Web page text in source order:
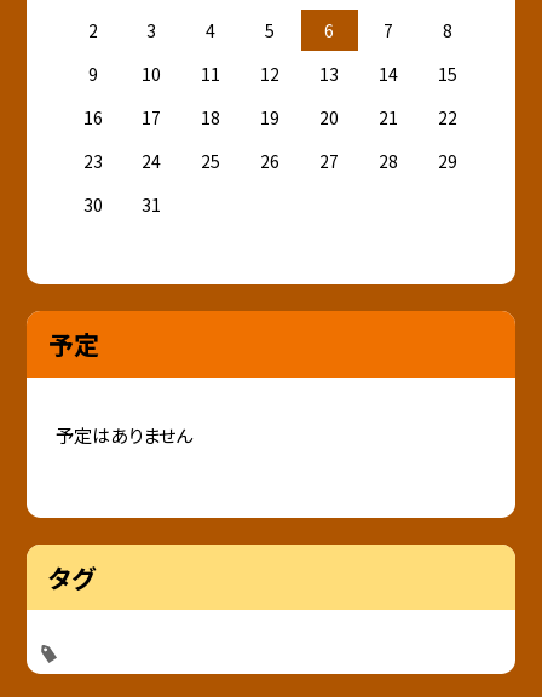
2
3 4 5 6 7
8
9
10 11 12 13 14
15
16
17 18 19 20 21
22
23
24 25 26 27 28
29
30
31
予定
予定はありません
タグ